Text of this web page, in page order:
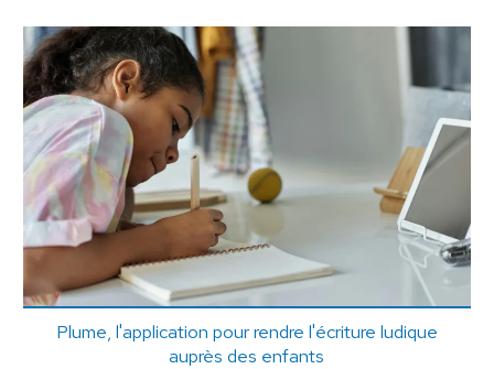
Plume, l'application pour rendre l'écriture ludique
auprès des enfants